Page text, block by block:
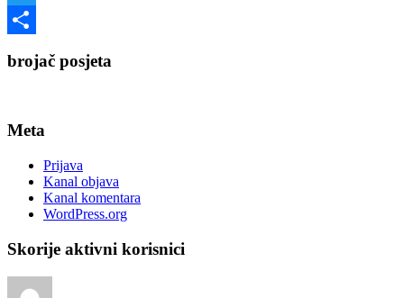
Twitter
brojač posjeta
Meta
Prijava
Kanal objava
Kanal komentara
WordPress.org
Skorije aktivni korisnici